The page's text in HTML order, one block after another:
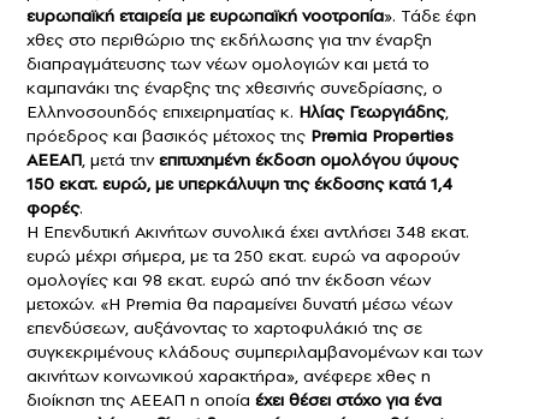
ευρωπαϊκή εταιρεία με ευρωπαϊκή νοοτροπία». Τάδε έφη
χθες στο περιθώριο της εκδήλωσης για την έναρξη
διαπραγμάτευσης των νέων ομολογιών και μετά το
καμπανάκι της έναρξης της χθεσινής συνεδρίασης, ο
Ελληνοσουηδός επιχειρηματίας κ. Ηλίας Γεωργιάδης,
πρόεδρος και βασικός μέτοχος της Premia Properties
AEEAΠ, μετά τηνεπιτυχημένη έκδοση ομολόγου ύψους
150 εκατ. ευρώ, με υπερκάλυψη της έκδοσης κατά 1,4
φορές.
Η Επενδυτική Ακινήτων συνολικά έχει αντλήσει 348 εκατ.
ευρώ μέχρι σήμερα, με τα 250 εκατ. ευρώ να αφορούν
ομολογίες και 98 εκατ. ευρώ από την έκδοση νέων
μετοχών. «Η Ρremia θα παραμείνει δυνατή μέσω νέων
επενδύσεων, αυξάνοντας το χαρτοφυλάκιό της σε
συγκεκριμένους κλάδους συμπεριλαμβανομένων και των
ακινήτων κοινωνικού χαρακτήρα», ανέφερε χθeς η
διοίκηση της ΑΕΕΑΠ η οποία έχει θέσει στόχο για ένα